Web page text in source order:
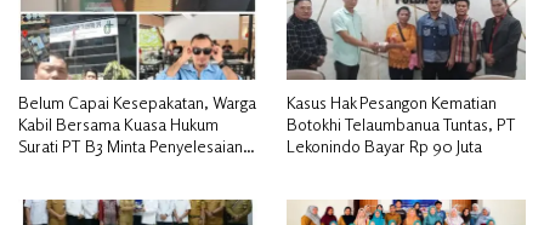
Belum Capai Kesepakatan, Warga
Kabil Bersama Kuasa Hukum
Surati PT B3 Minta Penyelesaian
Kasus Hak Pesangon Kematian
Botokhi Telaumbanua Tuntas, PT
Lekonindo Bayar Rp 90 Juta